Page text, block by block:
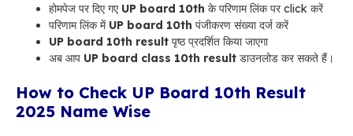
होमपेज पर दिए गए UP board 10th के परिणाम लिंक पर click करें
परिणाम लिंक में UP board 10th पंजीकरण संख्या दर्ज करें
UP board 10th result पृष्ठ प्रदर्शित किया जाएगा
अब आप UP board class 10th result डाउनलोड कर सकते हैं।
How to Check UP Board 10th Result
2025 Name Wise